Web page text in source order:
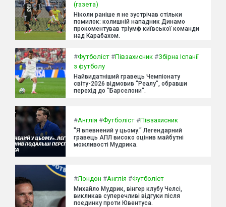
(газета)
Ніколи раніше я не зустрічав стільки
помилок: колишній нападник Динамо
прокоментував тріумф київської команди
над Карабахом.
#Футболіст #Півзахисник #Збірна Іспанії
з футболу
Найвидатніший гравець Чемпіонату
світу-2026 відмовив "Реалу", обравши
перехід до "Барселони".
#Англія #Футболіст #Півзахисник
"Я впевнений у цьому." Легендарний
гравець АПЛ високо оцінив майбутні
можливості Мудрика.
#Лондон #Англія #Футболіст
Михайло Мудрик, вінгер клубу Челсі,
викликав суперечливі відгуки після
поєдинку проти Ювентуса.